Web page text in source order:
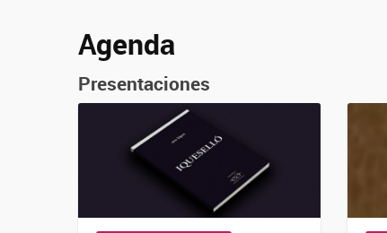
Agenda
Presentaciones